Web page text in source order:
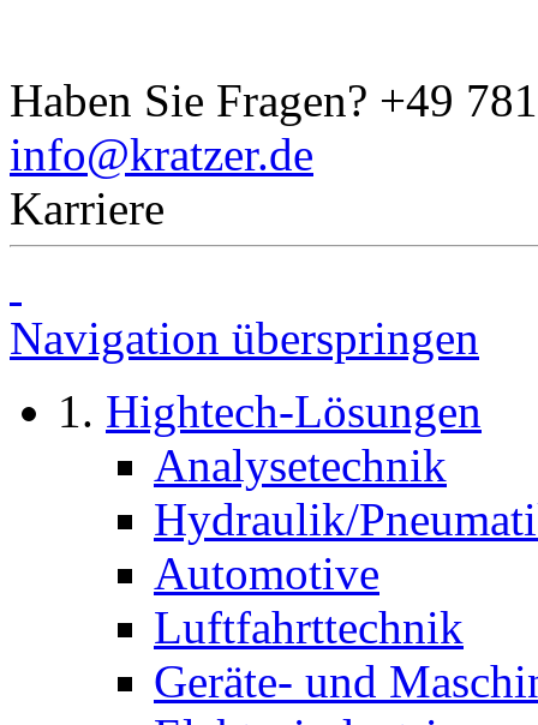
Haben Sie Fragen? +49
info@kratzer.de
Karriere
Navigation überspringen
Hightech-Lösungen
Analysetechnik
Hydraulik/
Automotive
Luftfahrttechnik
Geräte- und